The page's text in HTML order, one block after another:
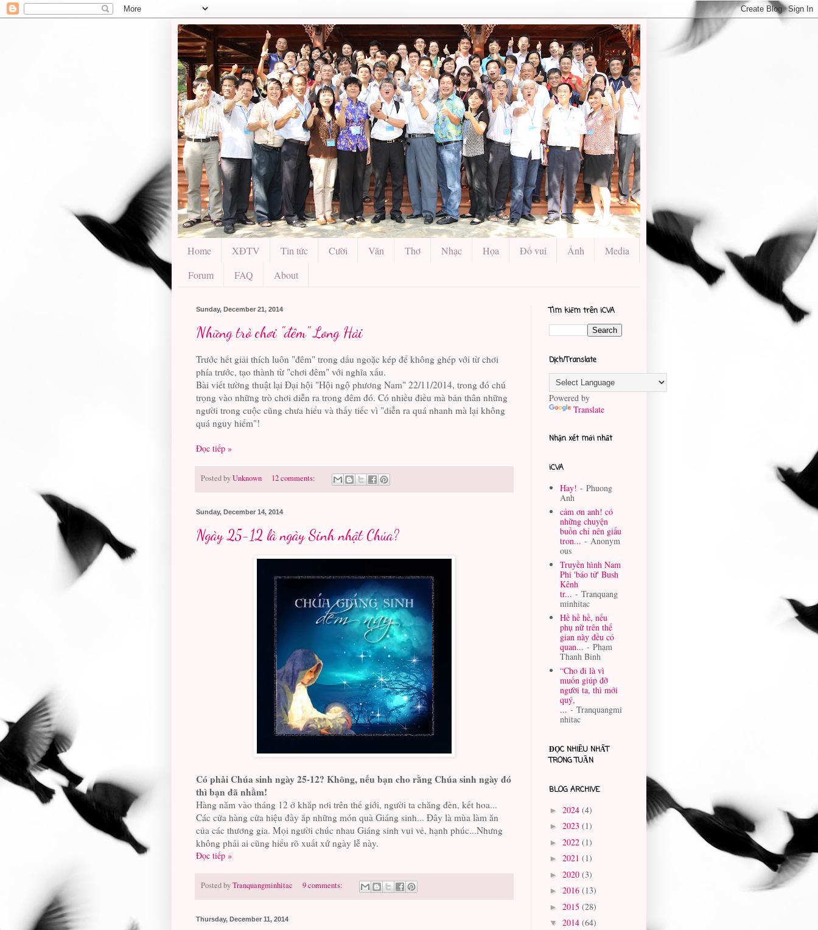
Home XĐTV Tin tức Cười Văn Thơ Nhạc Họa Đố vui Ảnh
Media
Forum
FAQ About
Sunday, December 21, 2014
Những trò chơi "đêm" Long Hải
Trước hết giải thích luôn "đêm" trong dấu ngoặc kép để không ghép với từ chơi
phía trước, tạo thành từ "chơi đêm" với nghĩa xấu.
Bài viết tường thuật lại Đại hội "Hội ngộ phương Nam" 22/11/2014, trong đó chú
trọng vào những trò chơi diễn ra trong đêm đó. Có nhiều điều mà bản thân những
người trong cuộc cũng chưa hiểu và thấy tiếc vì "diễn ra quá nhanh mà lại không
quá nguy hiểm"!
Đọc tiếp »
Posted byUnknown 12 comments:
Sunday, December 14, 2014
Ngày 25-12 là ngày Sinh nhật Chúa?
Có phải Chúa sinh ngày 25-12? Không, nếu bạn cho rằng Chúa sinh ngày đó
thì bạn đã nhầm!
Hàng năm vào tháng 12 ở khắp nơi trên thế giới, người ta chăng đèn, kết hoa...
Các cửa hàng cửa hiệu đầy ắp những món quà Giáng sinh... Đây là mùa làm ăn
của các thương gia. Mọi người chúc nhau Giáng sinh vui vẻ, hạnh phúc...Nhưng
không phải ai cũng hiểu rõ xuất xứ ngày lễ này.
Đọc tiếp »
Posted byTranquangminhitac 9 comments:
Thursday, December 11, 2014
Tìm kiếm trên iCVA
Dịch/Translate
Powered by
Translate
Nhận xét mới nhất
iCVA
Hay! - Phuong
Anh
cảm ơn anh! có
những chuyện
buồn chỉ nên giấu
tron... - Anonym
ous
Truyền hình Nam
Phi 'báo tử' Bush
Kênh
tr... - Tranquang
minhitac
Hề hề hề, nếu
phụ nữ trên thế
gian này đều có
quan... - Phạm
Thanh Binh
“Cho đi là vì
muốn giúp đỡ
người ta, thì mới
quý,
... - Tranquangmi
nhitac
ĐỌC NHIỀU NHẤT
TRONG TUẦN
BLOG ARCHIVE
► 2024 (4)
► 2023 (1)
► 2022 (1)
► 2021 (1)
► 2020 (3)
► 2016 (13)
► 2015 (28)
▼ 2014 (64)